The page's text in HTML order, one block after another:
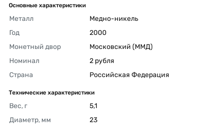
Основные характеристики
Металл
Медно-никель
Год
2000
Монетный двор
Московский (ММД)
Номинал
2 рубля
Страна
Российская Федерация
Технические характеристики
Вес, г
5,1
Диаметр, мм
23